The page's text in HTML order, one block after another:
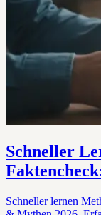
Schneller
Schneller lernen